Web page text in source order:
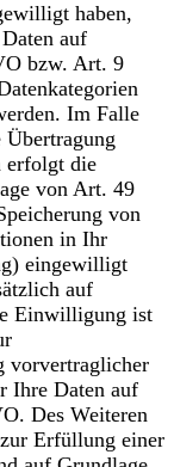
haben,
auf
bzw. Art. 9
Im Falle
erfolgt die
von Art. 49
von
in Ihr
eingewilligt
auf
Einwilligung ist
vorvertraglicher
Ihre Daten auf
Des Weiteren
Erfüllung einer